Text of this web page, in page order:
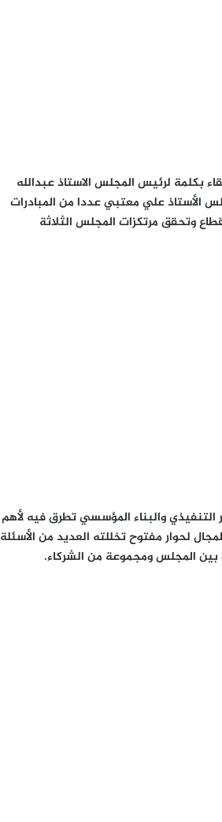
بكلمة لرئيس المجلس الاستاذ عبدالله
الأستاذ علي معتبي عددا من المبادرات
وتحقق مرتكزات المجلس الثلاثة
والبناء المؤسسي تطرق فيه لأهم
لحوار مفتوح تخللته العديد من الأسئلة
بين المجلس ومجموعة من الشركاء.